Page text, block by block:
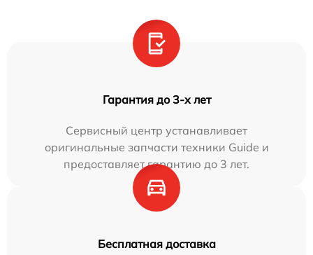
Гарантия до 3-х лет
Сервисный центр устанавливает
оригинальные запчасти техники Guide и
предоставляет гарантию до 3 лет.
Бесплатная доставка